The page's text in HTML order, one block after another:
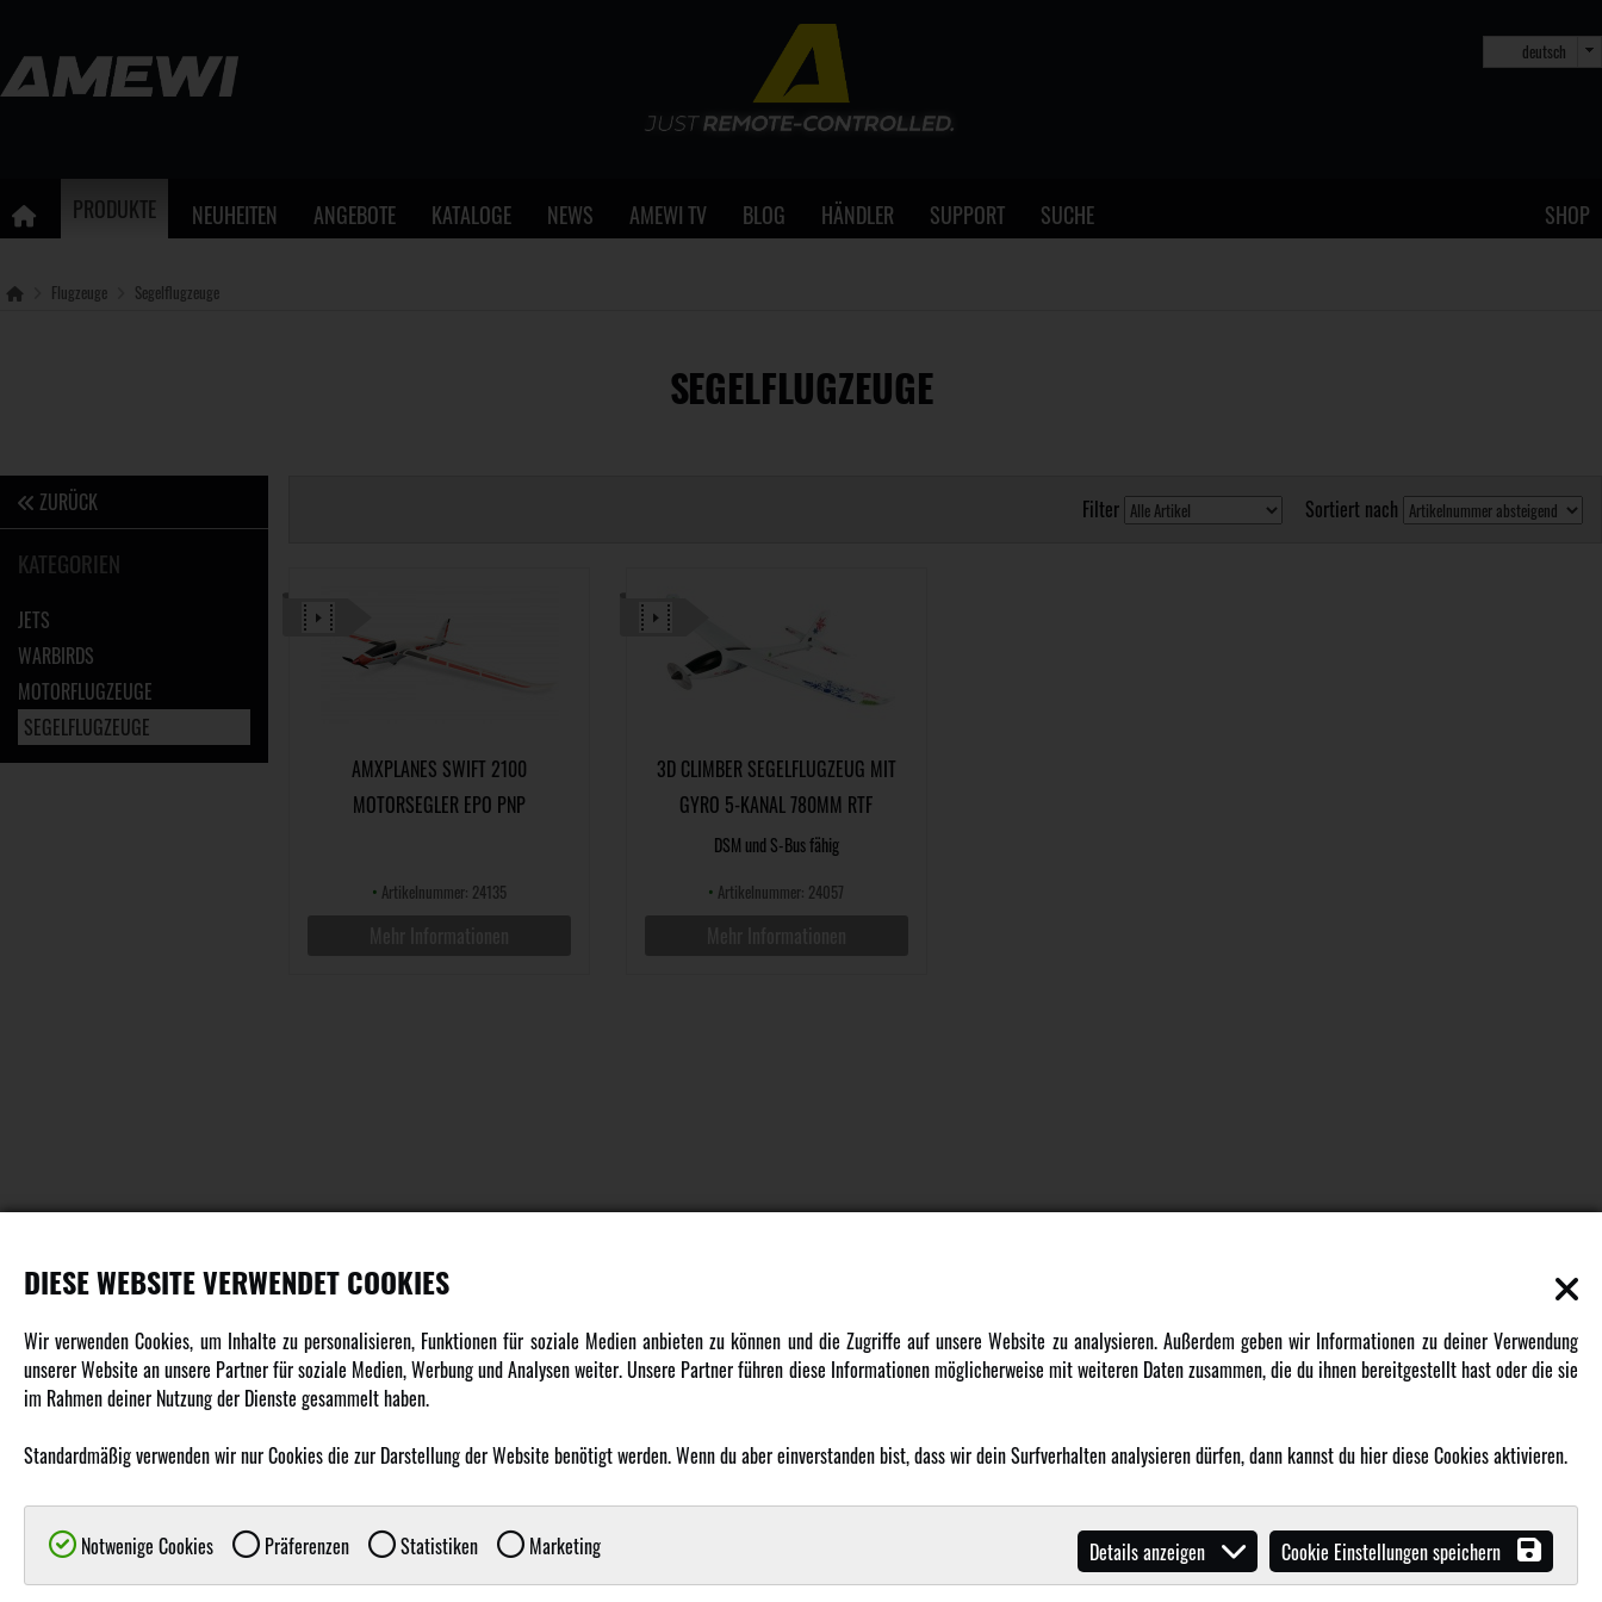
deutsch
PRODUKTE NEUHEITEN ANGEBOTE KATALOGE NEWS AMEWI TV BLOG HÄNDLER SUPPORT SUCHE SHOP
Flugzeuge Segelflugzeuge
SEGELFLUGZEUGE
ZURÜCK
KATEGORIEN
JETS
WARBIRDS
MOTORFLUGZEUGE
SEGELFLUGZEUGE
Filter Sortiert nach
AMXPLANES SWIFT 2100
MOTORSEGLER EPO PNP
• Artikelnummer: 24135
3D CLIMBER SEGELFLUGZEUG MIT
GYRO 5-KANAL 780MM RTF
DSM und S-Bus fähig
• Artikelnummer: 24057
Fahrzeuge in allen Maßstäben
Helikopter Collective Pitch, Fixed Pitch
Multikopter in verschiedenen Ausführungen
Boote in verschiedenen Größen
Panzer für Jung und Alt
Datenschutz
Newsletter
Karriere
AMXRacing - Qualitäts RC-Zubehör
Malinos - Die kreative Seite von
Werden Sie Amewi Händler
Amewi B2B-Shop
DIESE WEBSITE VERWENDET COOKIES
Wir verwenden Cookies, um Inhalte zu personalisieren, Funktionen für soziale Medien anbieten zu können und die Zugriffe auf unsere Website zu analysieren. Außerdem geben wir Informationen zu deiner Verwendung
unserer Website an unsere Partner für soziale Medien, Werbung und Analysen weiter. Unsere Partner führen diese Informationen möglicherweise mit weiteren Daten zusammen, die du ihnen bereitgestellt hast oder die sie
im Rahmen deiner Nutzung der Dienste gesammelt haben.
Standardmäßig verwenden wir nur Cookies die zur Darstellung der Website benötigt werden. Wenn du aber einverstanden bist, dass wir dein Surfverhalten analysieren dürfen, dann kannst du hier diese Cookies aktivieren.
Notwenige Cookies Präferenzen Statistiken Marketing Cookie Einstellungen speichern
Details anzeigen